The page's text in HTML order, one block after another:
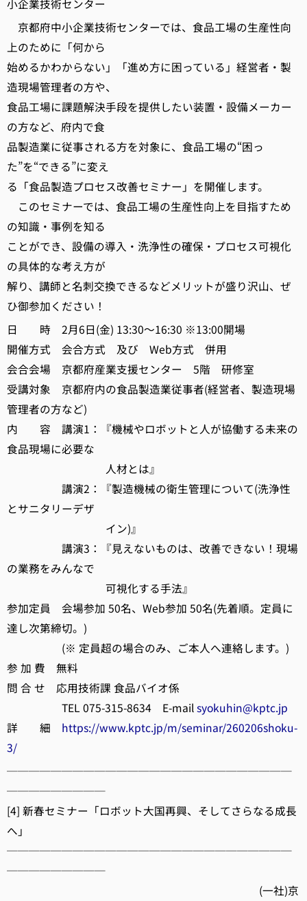
小企業技術センター
京都府中小企業技術センターでは、食品工場の生産性向
上のために「何から
始めるかわからない」「進め方に困っている」経営者・製
造現場管理者の方や、
食品工場に課題解決手段を提供したい装置・設備メーカー
の方など、府内で食
品製造業に従事される方を対象に、食品工場の“困っ
た”を“できる”に変え
る「食品製造プロセス改善セミナー」を開催します。
このセミナーでは、食品工場の生産性向上を目指すため
の知識・事例を知る
ことができ、設備の導入・洗浄性の確保・プロセス可視化
の具体的な考え方が
解り、講師と名刺交換できるなどメリットが盛り沢山、ぜ
ひ御参加ください！
日 時 2月6日(金) 13:30～16:30 ※13:00開場
開催方式 会合方式 及び Web方式 併用
会合会場 京都府産業支援センター 5階 研修室
受講対象 京都府内の食品製造業従事者(経営者、製造現場
管理者の方など)
内 容 講演1：『機械やロボットと人が協働する未来の
食品現場に必要な
人材とは』
講演2：『製造機械の衛生管理について(洗浄性
とサニタリーデザ
イン)』
講演3：『見えないものは、改善できない！現場
の業務をみんなで
可視化する手法』
参加定員 会場参加 50名、Web参加 50名(先着順。定員に
達し次第締切。)
(※ 定員超の場合のみ、ご本人へ連絡します。)
参 加 費 無料
問 合 せ 応用技術課 食品バイオ係
TEL 075-315-8634 E-mailsyokuhin@kptc.jp
詳 細 https://www.kptc.jp/m/seminar/260206shoku-
3/
──────────────────────────
─────────
[4] 新春セミナー「ロボット大国再興、そしてさらなる成長
へ」
──────────────────────────
─────────
(一社)京